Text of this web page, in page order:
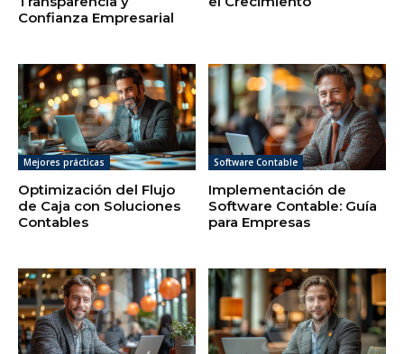
Confianza Empresarial
Mejores prácticas
Optimización del Flujo
de Caja con Soluciones
Contables
Software Contable
Implementación de
Software Contable: Guía
para Empresas